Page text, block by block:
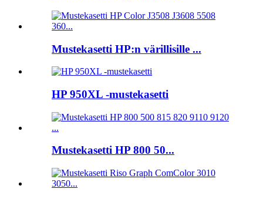
Mustekasetti HP:n värillisille ...
HP 950XL -mustekasetti
Mustekasetti HP 800 50...